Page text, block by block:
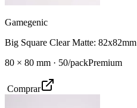
Gamegenic
Big Square Clear Matte: 82x82mm
80 × 80 mm · 50/packPremium
Comprar